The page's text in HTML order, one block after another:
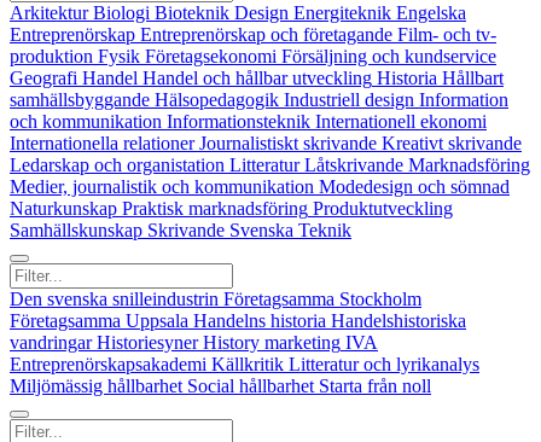
Arkitektur Biologi Bioteknik Design Energiteknik Engelska
Entreprenörskap Entreprenörskap och företagande Film- och tv-
produktion Fysik Företagsekonomi Försäljning och kundservice
Geografi Handel Handel och hållbar utveckling Historia Hållbart
samhällsbyggande Hälsopedagogik Industriell design Information
och kommunikation Informationsteknik Internationell ekonomi
Internationella relationer Journalistiskt skrivande Kreativt skrivande
Ledarskap och organistation Litteratur Låtskrivande Marknadsföring
Medier, journalistik och kommunikation Modedesign och sömnad
Naturkunskap Praktisk marknadsföring Produktutveckling
Samhällskunskap Skrivande Svenska Teknik
Den svenska snilleindustrin Företagsamma Stockholm
Företagsamma Uppsala Handelns historia Handelshistoriska
vandringar Historiesyner History marketing IVA
Entreprenörskapsakademi Källkritik Litteratur och lyrikanalys
Miljömässig hållbarhet Social hållbarhet Starta från noll